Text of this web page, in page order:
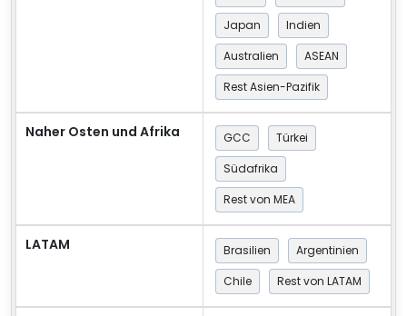
Japan
Indien
Australien
ASEAN
Rest Asien-Pazifik
Naher Osten und Afrika GCC
Türkei
Südafrika
Rest von MEA
LATAM Brasilien
Argentinien
Chile
Rest von LATAM